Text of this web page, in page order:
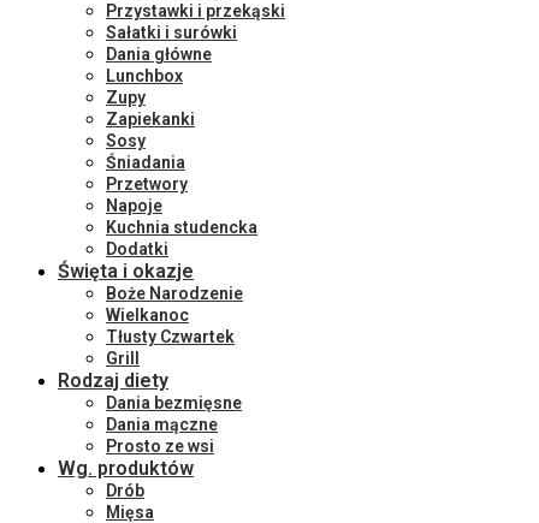
Przystawki i przekąski
Sałatki i surówki
Dania główne
Lunchbox
Zupy
Zapiekanki
Sosy
Śniadania
Przetwory
Napoje
Kuchnia studencka
Dodatki
Święta i okazje
Boże Narodzenie
Wielkanoc
Tłusty Czwartek
Grill
Rodzaj diety
Dania bezmięsne
Dania mączne
Prosto ze wsi
Wg. produktów
Drób
Mięsa